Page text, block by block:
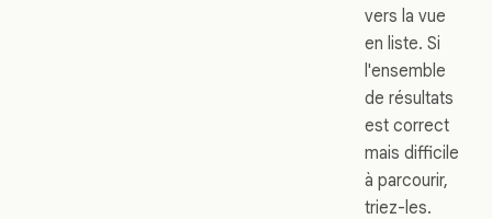
vers la vue
en liste. Si
l'ensemble
de résultats
est correct
mais difficile
à parcourir,
triez-les.